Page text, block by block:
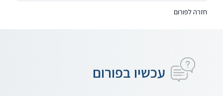
חזרה לפורום
עכשיו בפורום